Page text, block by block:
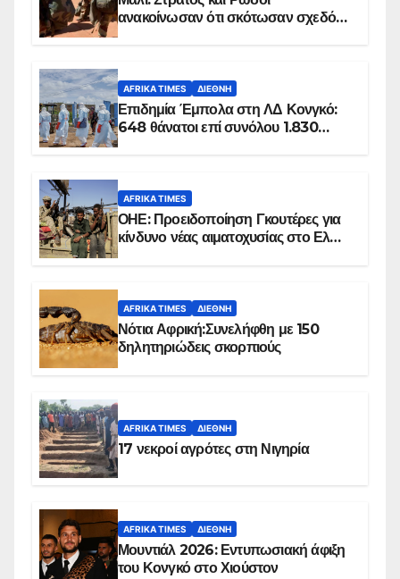
ανακοίνωσαν ότι σκότωσαν σχεδόν
AFRIKA TIMES ΔΙΕΘΝΉ
Επιδημία Έμπολα στη ΛΔ Κονγκό:
648 θάνατοι επί συνόλου 1.830
AFRIKA TIMES
ΟΗΕ: Προειδοποίηση Γκουτέρες για
κίνδυνο νέας αιματοχυσίας στο Ελ
AFRIKA TIMES ΔΙΕΘΝΉ
Νότια Αφρική:Συνελήφθη με 150
δηλητηριώδεις σκορπιούς
AFRIKA TIMES ΔΙΕΘΝΉ
17 νεκροί αγρότες στη Νιγηρία
AFRIKA TIMES ΔΙΕΘΝΉ
Μουντιάλ 2026: Εντυπωσιακή άφιξη
του Κονγκό στο Χιούστον